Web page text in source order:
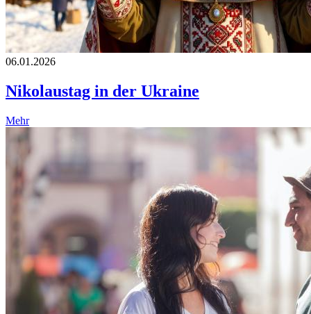
06.01.2026
Nikolaustag in der Ukraine
Mehr